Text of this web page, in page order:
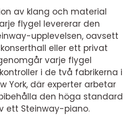
av klang och material
flygel levererar den
upplevelsen, oavsett
eller ett privat
varje flygel
i de två fabrikerna i
York, där experter arbetar
den höga standard
ett Steinway-piano.